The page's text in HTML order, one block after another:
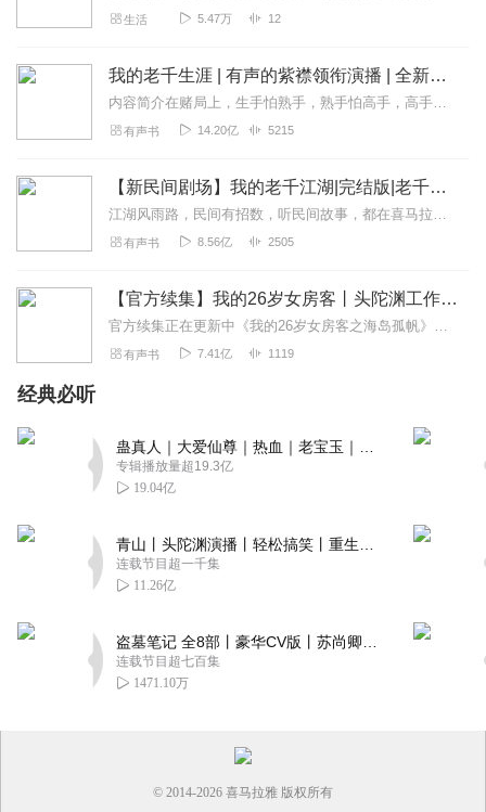
生活 5.47万 12
我的老千生涯 | 有声的紫襟领衔演播 | 全新演绎多人有声剧 | VIP免费
内容简介在赌局上，生手怕熟手，熟手怕高手，高手怕千手，千手怕失手，所谓十赌九骗，唯一不骗你的一次是为钓你的鱼。千中有千局中有局，社会是一个比赌场更复杂的地方。...
有声书 14.20亿 5215
【新民间剧场】我的老千江湖|完结版|老千生涯作者新作|有声的紫襟
江湖风雨路，民间有招数，听民间故事，都在喜马拉雅【新民间剧场】！点我听全部！特别提醒：珍爱生命，远离赌博《我的老千江湖》完结福利进行中，送小雅NANO智能音箱和...
有声书 8.56亿 2505
【官方续集】我的26岁女房客丨头陀渊工作室丨海岛孤帆丨超级大坦克科比著丨爆笑都市
官方续集正在更新中《我的26岁女房客之海岛孤帆》作者：超级大坦克科比剧情梗概：简微出国后，昭阳自我放逐，漫无目的的生活，终日酗酒消沉。他意外与乐瑶重逢，两人因...
有声书 7.41亿 1119
经典必听
专辑播放量超19.3亿
19.04亿
连载节目超一千集
11.26亿
连载节目超七百集
1471.10万
© 2014-2026 喜马拉雅 版权所有